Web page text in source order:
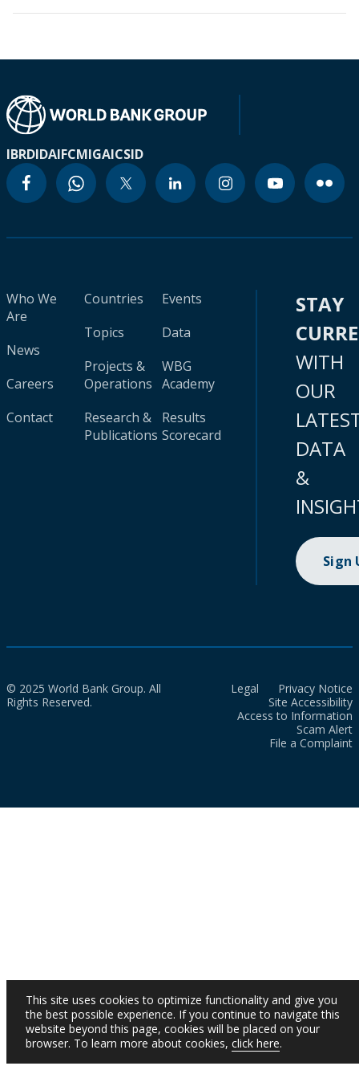
IBRDIDAIFCMIGAICSID
Who We
Are
News
Careers
Contact
Countries
Topics
Projects &
Operations
Research &
Publications
Events
Data
WBG
Academy
Results
Scorecard
STAY
WITH
OUR
DATA
&
Sign
© 2025 World Bank Group. All
Rights Reserved.
Legal
Privacy Notice
Site Accessibility
Access to Information
Scam Alert
File a Complaint
This site uses cookies to optimize functionality and give you
the best possible experience. If you continue to navigate this
website beyond this page, cookies will be placed on your
browser. To learn more about cookies, click here.